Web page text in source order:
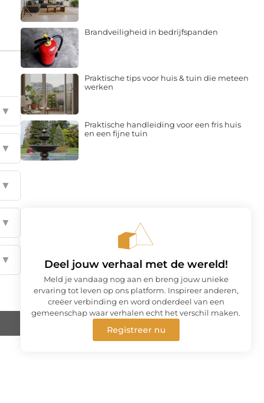
▼
▼
▼
▼
▼
Brandveiligheid in bedrijfspanden
Praktische tips voor huis & tuin die meteen
werken
Praktische handleiding voor een fris huis
en een fijne tuin
Deel jouw verhaal met de wereld!
Meld je vandaag nog aan en breng jouw unieke
ervaring tot leven op ons platform. Inspireer anderen,
creëer verbinding en word onderdeel van een
gemeenschap waar verhalen echt het verschil maken.
Registreer nu